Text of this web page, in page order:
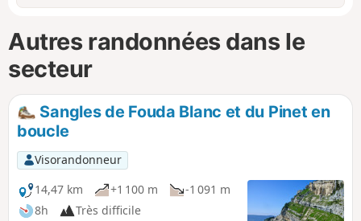
Autres randonnées dans le
secteur
Sangles de Fouda Blanc et du Pinet en
boucle
Visorandonneur
14,47 km
+1 100 m
-1 091 m
8h
Très difficile